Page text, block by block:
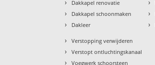
› Dakkapel renovatie
› Dakkapel schoonmaken
› Dakleer
›
›
›
› Verstopping verwijderen
› Verstopt ontluchtingskanaal
› Voegwerk schoorsteen